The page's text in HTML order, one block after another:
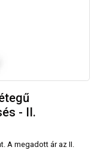
- II.
A megadott ár az II.